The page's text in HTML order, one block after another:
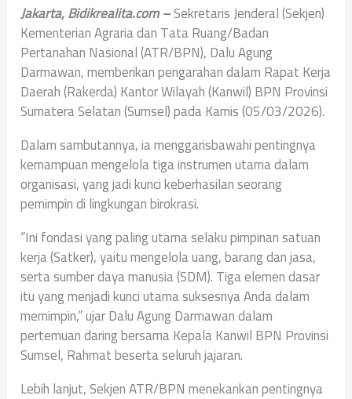
Jakarta, Bidikrealita.com –Sekretaris Jenderal (Sekjen)
Kementerian Agraria dan Tata Ruang/Badan
Pertanahan Nasional (ATR/BPN), Dalu Agung
Darmawan, memberikan pengarahan dalam Rapat Kerja
Daerah (Rakerda) Kantor Wilayah (Kanwil) BPN Provinsi
Sumatera Selatan (Sumsel) pada Kamis (05/03/2026).
Dalam sambutannya, ia menggarisbawahi pentingnya
kemampuan mengelola tiga instrumen utama dalam
organisasi, yang jadi kunci keberhasilan seorang
pemimpin di lingkungan birokrasi.
“Ini fondasi yang paling utama selaku pimpinan satuan
kerja (Satker), yaitu mengelola uang, barang dan jasa,
serta sumber daya manusia (SDM). Tiga elemen dasar
itu yang menjadi kunci utama suksesnya Anda dalam
memimpin,” ujar Dalu Agung Darmawan dalam
pertemuan daring bersama Kepala Kanwil BPN Provinsi
Sumsel, Rahmat beserta seluruh jajaran.
Lebih lanjut, Sekjen ATR/BPN menekankan pentingnya